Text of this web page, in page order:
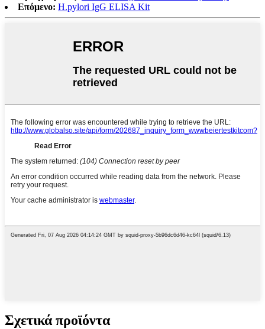
Επόμενο: H.pylori IgG ELISA Kit
Σχετικά προϊόντα